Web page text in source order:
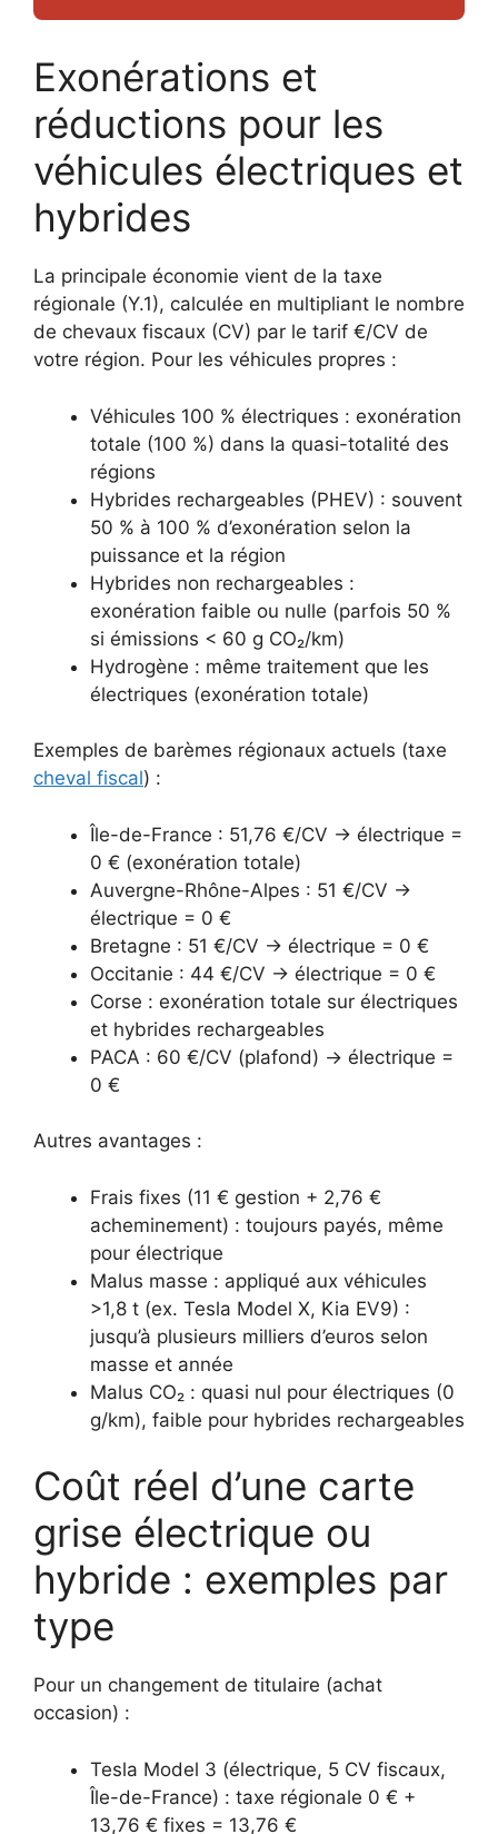
Exonérations et
réductions pour les
véhicules électriques et
hybrides
La principale économie vient de la taxe
régionale (Y.1), calculée en multipliant le nombre
de chevaux fiscaux (CV) par le tarif €/CV de
votre région. Pour les véhicules propres :
Véhicules 100 % électriques : exonération
totale (100 %) dans la quasi-totalité des
régions
Hybrides rechargeables (PHEV) : souvent
50 % à 100 % d’exonération selon la
puissance et la région
Hybrides non rechargeables :
exonération faible ou nulle (parfois 50 %
si émissions < 60 g CO₂/km)
Hydrogène : même traitement que les
électriques (exonération totale)
Exemples de barèmes régionaux actuels (taxe
cheval fiscal) :
Île-de-France : 51,76 €/CV → électrique =
0 € (exonération totale)
Auvergne-Rhône-Alpes : 51 €/CV →
électrique = 0 €
Bretagne : 51 €/CV → électrique = 0 €
Occitanie : 44 €/CV → électrique = 0 €
Corse : exonération totale sur électriques
et hybrides rechargeables
PACA : 60 €/CV (plafond) → électrique =
0 €
Autres avantages :
Frais fixes (11 € gestion + 2,76 €
acheminement) : toujours payés, même
pour électrique
Malus masse : appliqué aux véhicules
>1,8 t (ex. Tesla Model X, Kia EV9) :
jusqu’à plusieurs milliers d’euros selon
masse et année
Malus CO₂ : quasi nul pour électriques (0
g/km), faible pour hybrides rechargeables
Coût réel d’une carte
grise électrique ou
hybride : exemples par
type
Pour un changement de titulaire (achat
occasion) :
Tesla Model 3 (électrique, 5 CV fiscaux,
Île-de-France) : taxe régionale 0 € +
13,76 € fixes = 13,76 €